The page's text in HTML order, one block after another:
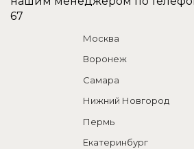
67
Москва
Воронеж
Самара
Нижний Новгород
Пермь
Екатеринбург